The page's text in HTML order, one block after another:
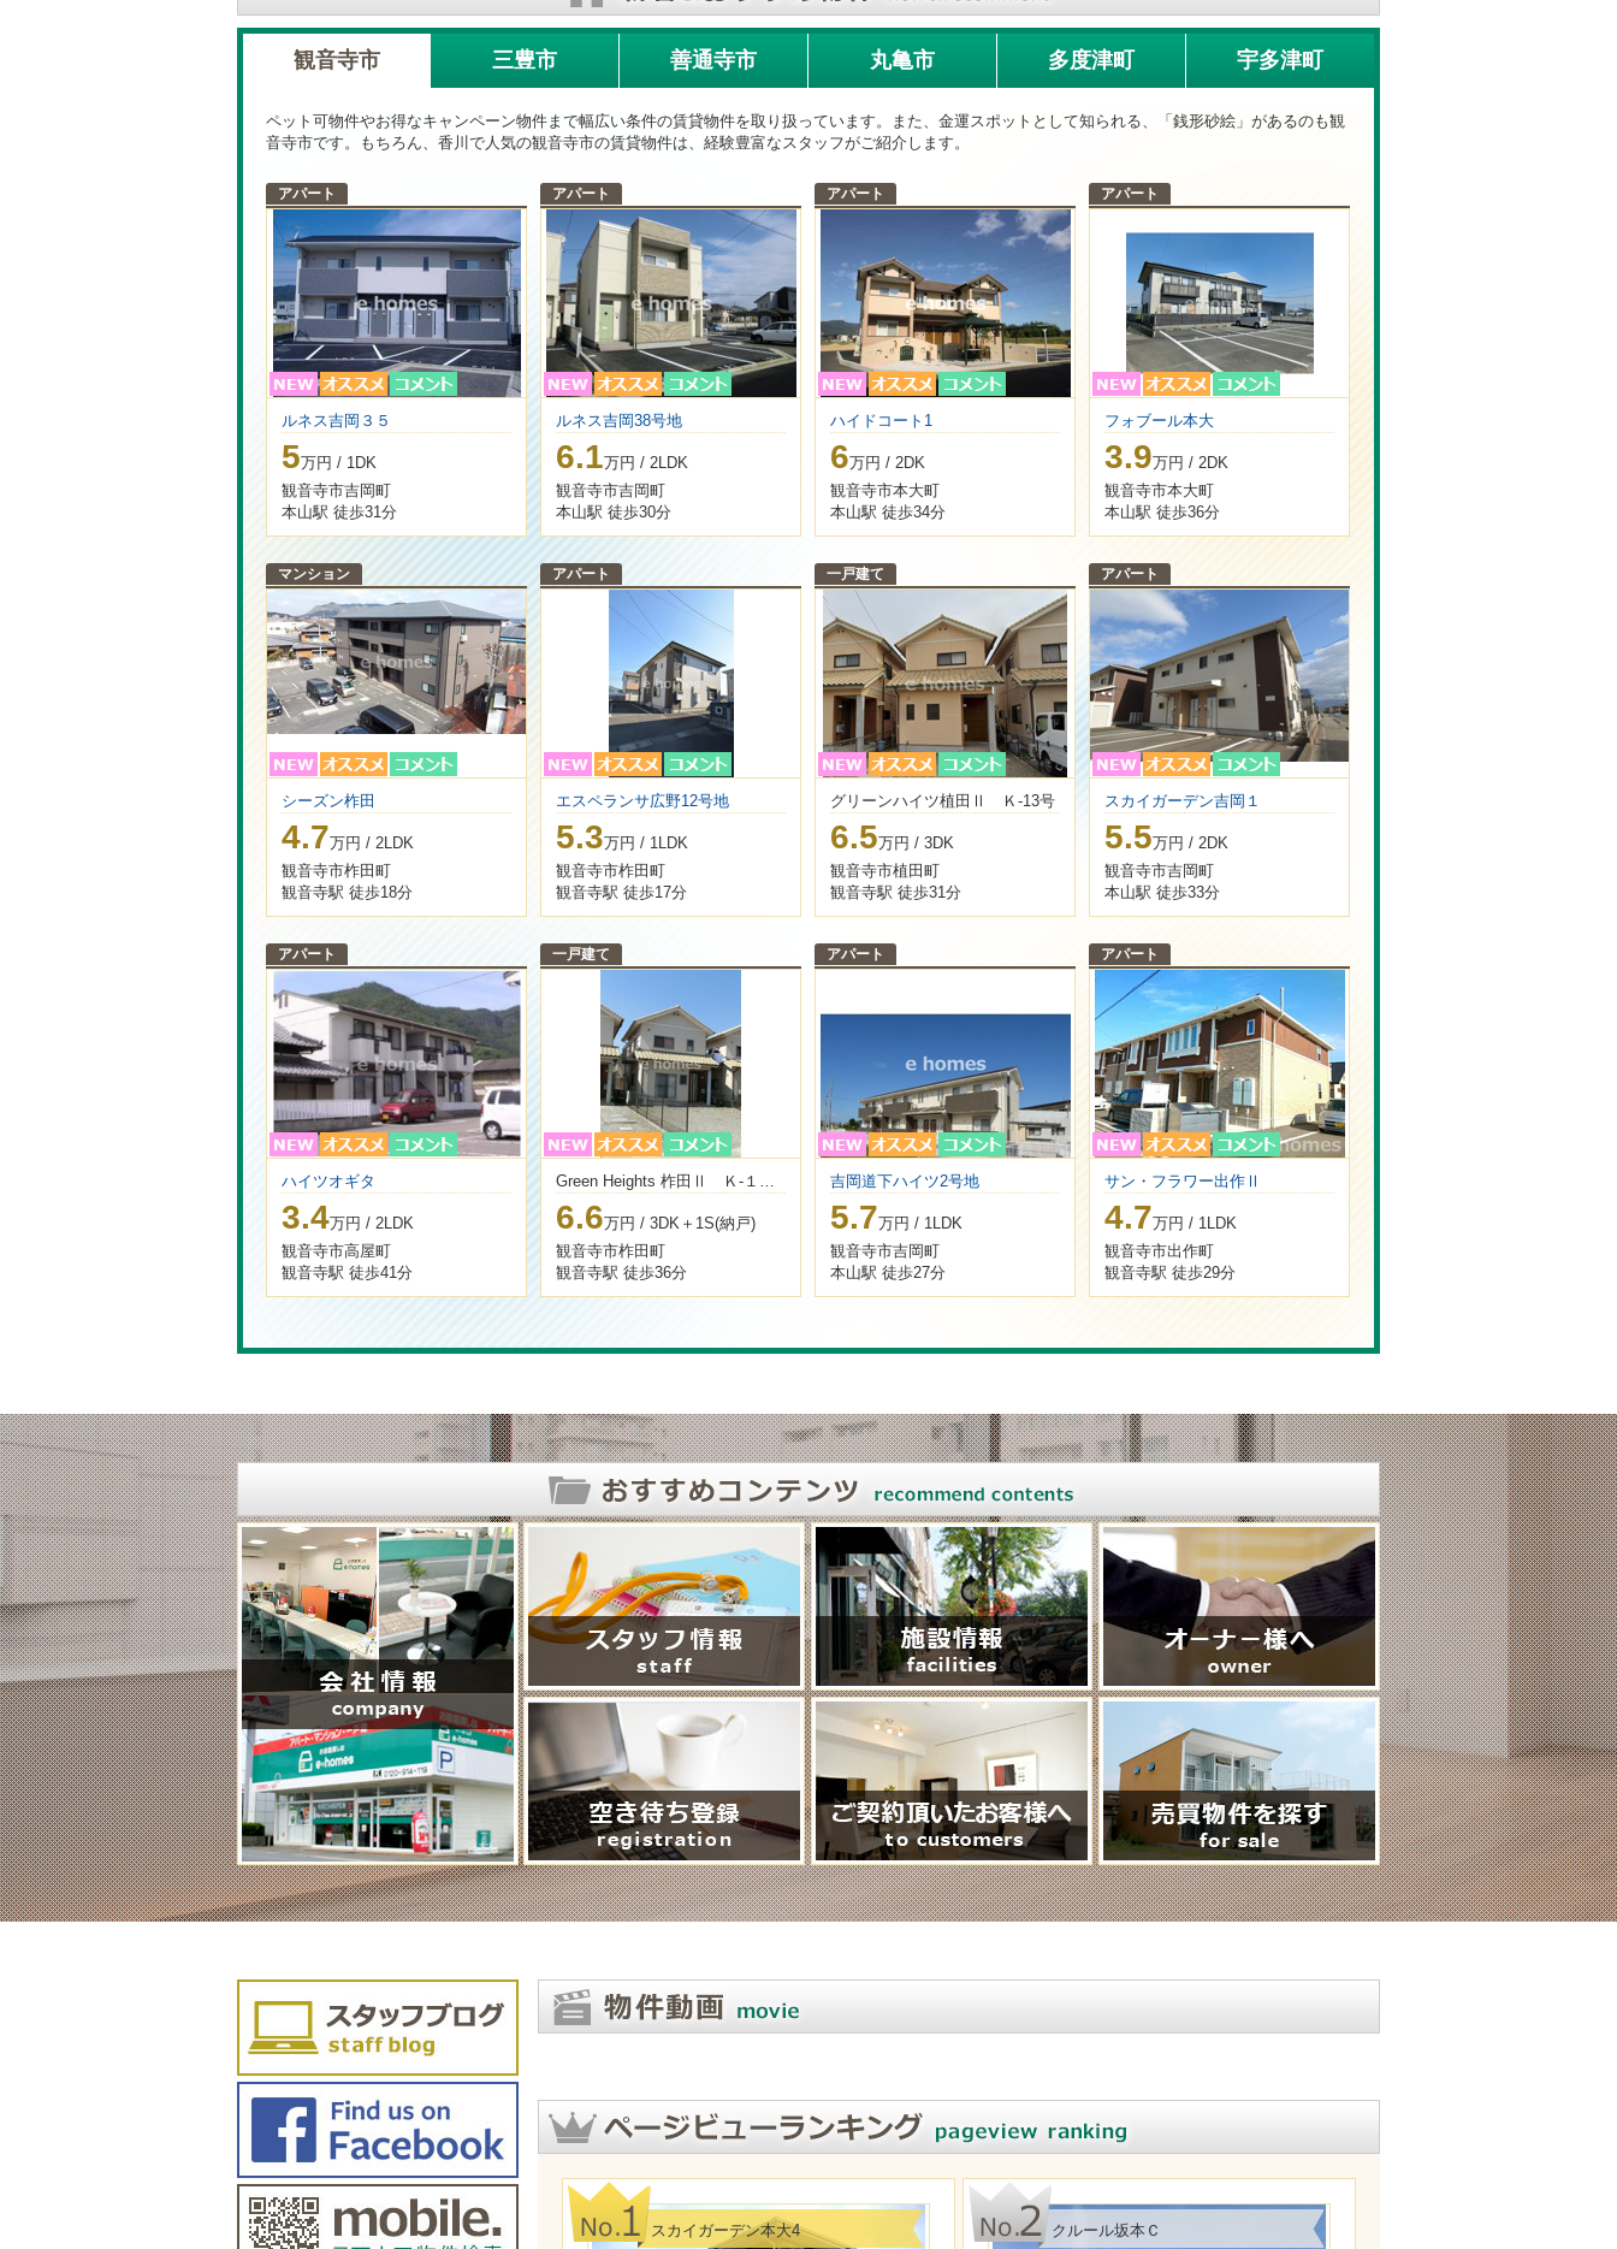
敷金・礼金・仲介手数料無料。初期費用は次月家賃を含んで2万円以下で入居できます。
物件一覧はここをクリック！
2019-01-04 明けましておめでとうございます。本年も宜しくお願い致します。
2018-10-02
10/3～10/4はお休みさせていただきます。10/5は13時より営業いたします。
ご迷惑おかけしますが宜しくお願い致します。
2017-10-22 誠にご迷惑おかけしますが10/23（月）～10/24（火）は臨時休業とさせていただきます。
観音寺市 三豊市 善通寺市 丸亀市 多度津町 宇多津町
ペット可物件やお得なキャンペーン物件まで幅広い条件の賃貸物件を取り扱っています。また、金運スポットとして知られる、「銭形砂絵」があるのも観
音寺市です。もちろん、香川で人気の観音寺市の賃貸物件は、経験豊富なスタッフがご紹介します。
アパート
ルネス吉岡３５
5万円 / 1DK
観音寺市吉岡町
本山駅 徒歩31分
アパート
ルネス吉岡38号地
6.1万円 / 2LDK
観音寺市吉岡町
本山駅 徒歩30分
アパート
ハイドコート1
6万円 / 2DK
観音寺市本大町
本山駅 徒歩34分
アパート
フォブール本大
3.9万円 / 2DK
観音寺市本大町
本山駅 徒歩36分
マンション
シーズン柞田
4.7万円 / 2LDK
観音寺市柞田町
観音寺駅 徒歩18分
アパート
エスペランサ広野12号地
5.3万円 / 1LDK
観音寺市柞田町
観音寺駅 徒歩17分
一戸建て
グリーンハイツ植田Ⅱ Ｋ-13号
6.5万円 / 3DK
観音寺市植田町
観音寺駅 徒歩31分
アパート
スカイガーデン吉岡１
5.5万円 / 2DK
観音寺市吉岡町
本山駅 徒歩33分
アパート
ハイツオギタ
3.4万円 / 2LDK
観音寺市高屋町
観音寺駅 徒歩41分
一戸建て
Green Heights 柞田Ⅱ Ｋ-１５号
6.6万円 / 3DK＋1S(納戸)
観音寺市柞田町
観音寺駅 徒歩36分
アパート
吉岡道下ハイツ2号地
5.7万円 / 1LDK
観音寺市吉岡町
本山駅 徒歩27分
アパート
サン・フラワー出作Ⅱ
4.7万円 / 1LDK
観音寺市出作町
観音寺駅 徒歩29分
スカイガーデン本大4 クルール坂本Ｃ